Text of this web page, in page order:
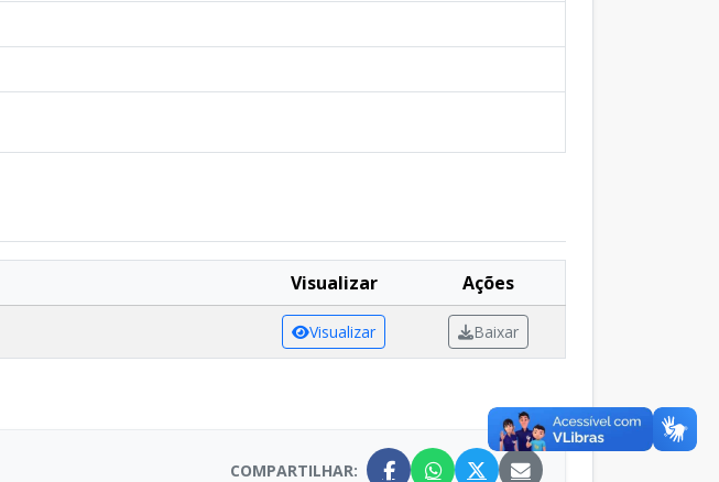
Visualizar
Ações
Visualizar Baixar
COMPARTILHAR: